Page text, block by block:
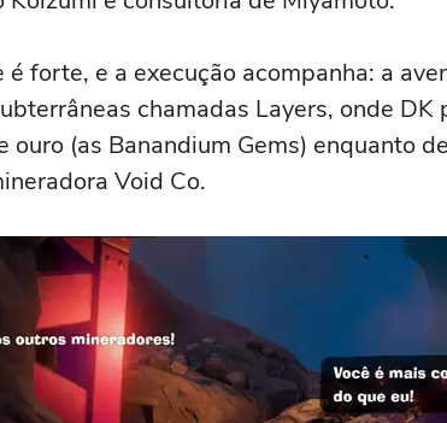
é forte, e a execução acompanha: a
chamadas Layers, onde
ouro (as Banandium Gems) enquanto
Void Co.